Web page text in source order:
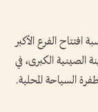
الفرع الأكبر
الصينية الكبرى، في
السياحة المحلية.